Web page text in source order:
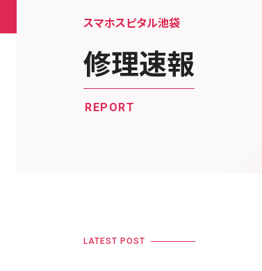
スマホスピタル池袋
修理速報
REPORT
LATEST POST